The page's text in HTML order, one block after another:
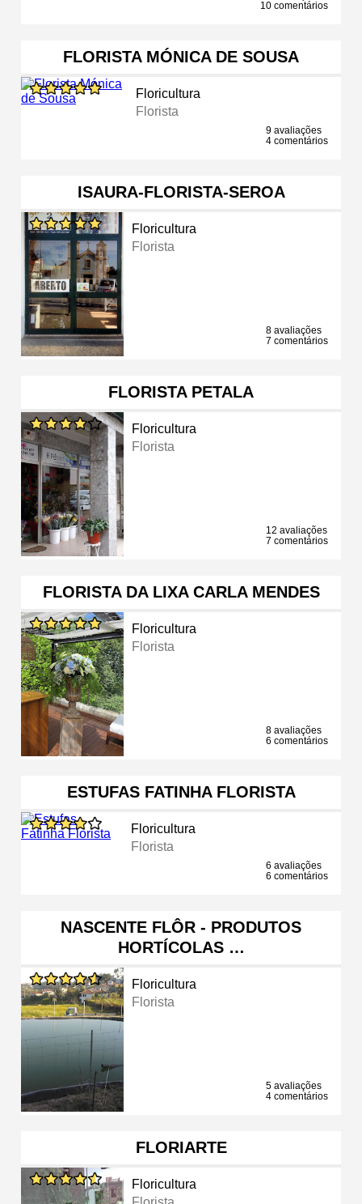
10 comentários
FLORISTA MÓNICA DE SOUSA
Floricultura
Florista
9 avaliações
4 comentários
ISAURA-FLORISTA-SEROA
Floricultura
Florista
8 avaliações
7 comentários
FLORISTA PETALA
Floricultura
Florista
12 avaliações
7 comentários
FLORISTA DA LIXA CARLA MENDES
Floricultura
Florista
8 avaliações
6 comentários
ESTUFAS FATINHA FLORISTA
Floricultura
Florista
6 avaliações
6 comentários
NASCENTE FLÔR - PRODUTOS
HORTÍCOLAS …
Floricultura
Florista
5 avaliações
4 comentários
FLORIARTE
Floricultura